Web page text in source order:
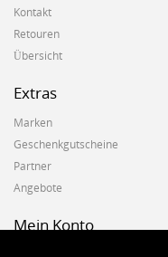
Kontakt
Retouren
Übersicht
Extras
Marken
Geschenkgutscheine
Partner
Angebote
Mein Konto